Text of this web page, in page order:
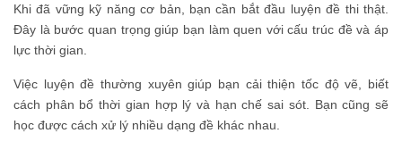
Khi đã vững kỹ năng cơ bản, bạn cần bắt đầu luyện đề thi thật.
Đây là bước quan trọng giúp bạn làm quen với cấu trúc đề và áp
lực thời gian.
Việc luyện đề thường xuyên giúp bạn cải thiện tốc độ vẽ, biết
cách phân bổ thời gian hợp lý và hạn chế sai sót. Bạn cũng sẽ
học được cách xử lý nhiều dạng đề khác nhau.